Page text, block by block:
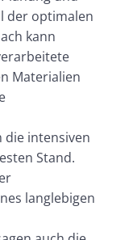
der optimalen
kann
Materialien
die intensiven
Stand.
langlebigen